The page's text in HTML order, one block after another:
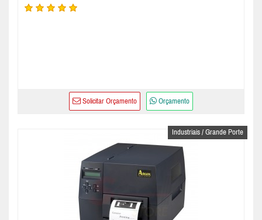
Solicitar Orçamento Orçamento
Industriais / Grande Porte